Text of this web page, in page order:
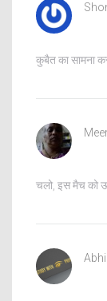
कुबैत का सामना
चलो, इस मैच को